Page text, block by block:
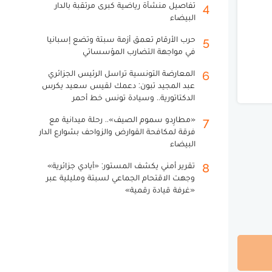
4
تفاصيل منشأة رياضية كبرى مرتقبة بالدار
البيضاء
5
حرب الأرقام تعمق أزمة سبتة وتضع إسبانيا
في مواجهة التضارب المؤسساتي
6
المعارضة التونسية تراسل الرئيس الجزائري
عبد المجيد تبون: دعمك لقيس سعيد يكرس
الدكتاتورية.. وسيادة تونس خط أحمر
7
«مطارِدو سموم الصيف».. رحلة ميدانية مع
فرقة لمكافحة القوارض والزواحف بشوارع الدار
البيضاء
8
تقرير أمني يكشف المستور: «أيادي جزائرية»
وجهت الاقتحام الجماعي لسبتة ومليلية عبر
«غرفة قيادة رقمية»